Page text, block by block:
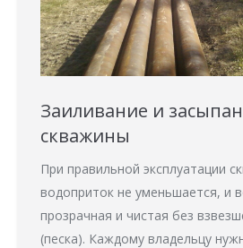
Заиливание и
скважины
При правильной эксплуатации
водоприток не уменьшается, и
прозрачная и чистая без
(песка). Каждому владельцу